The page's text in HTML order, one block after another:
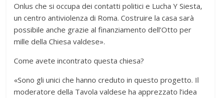
Onlus che si occupa dei contatti politici e Lucha Y Siesta,
un centro antiviolenza di Roma. Costruire la casa sarà
possibile anche grazie al finanziamento dell’Otto per
mille della Chiesa valdese».
Come avete incontrato questa chiesa?
«Sono gli unici che hanno creduto in questo progetto. Il
moderatore della Tavola valdese ha apprezzato l’idea